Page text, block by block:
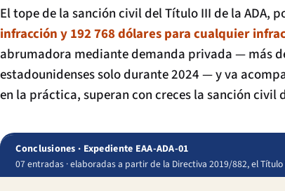
El tope de la sanción civil del Título III de la
infracción y 192 768 dólares para cualquier
abrumadora mediante demanda privada — más
estadounidenses solo durante 2024 — y va
en la práctica, superan con creces la sanción
Conclusiones · Expediente EAA-ADA-01
07 entradas · elaboradas a partir de la Directiva 2019/882, el